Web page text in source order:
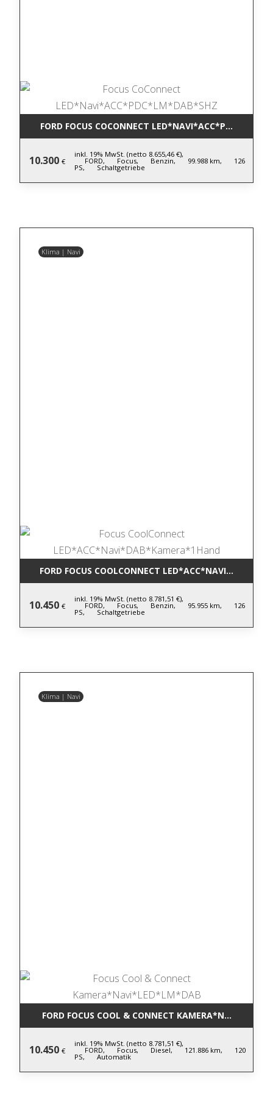
FORD FOCUS COCONNECT
10.300 €
inkl. 19% MwSt. (netto 8.655,46 €),
FORD, Focus, Benzin, 99.988 km, 126
PS, Schaltgetriebe
Klima | Navi
FORD FOCUS COOLCONNECT
10.450 €
inkl. 19% MwSt. (netto 8.781,51 €),
FORD, Focus, Benzin, 95.955 km, 126
PS, Schaltgetriebe
Klima | Navi
FORD FOCUS COOL & CONNECT
10.450 €
inkl. 19% MwSt. (netto 8.781,51 €),
FORD, Focus, Diesel, 121.886 km, 120
PS, Automatik